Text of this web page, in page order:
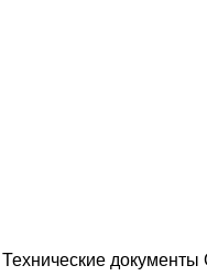
Технические документы